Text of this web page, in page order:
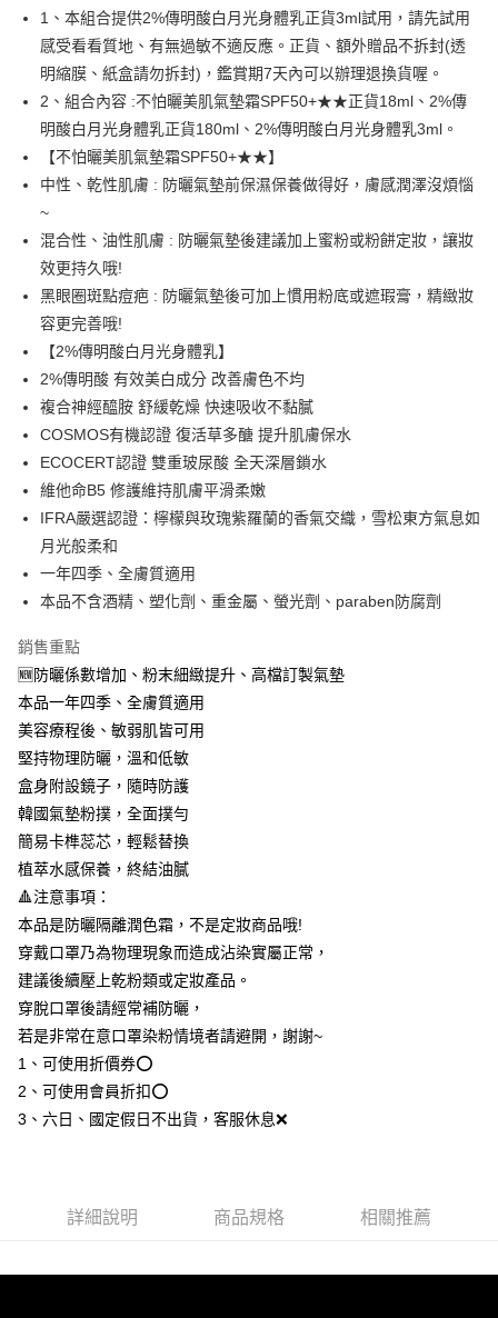
Apple Pay
悠遊付
Google Pay
AFTEE先享後付
相關說明
【關於「AFTEE先享後付」】
AFTEE先享後付是「在收到商品之後才付款」的支付方式。 讓您購物簡單
１．簡單：不需註冊會員、不需綁卡、不需儲值。
２．便利：只要手機號碼，簡訊認證，即可結帳。
３．安心：先確認商品／服務後，再付款。
【「AFTEE先享後付」結帳流程】
１．於結帳方式選擇「AFTEE先享後付」後，將跳轉至「AFTEE先享後付」
結帳頁面，進行簡訊認證並確認金額後，即可完成結帳。
２．訂單成立數日內，您將收到繳費通知簡訊。
３．收到繳費通知簡訊後14天內，點擊此簡訊中的連結，可透過四大超商／
ATM／網路銀行／等多元方式進行付款，方視為交易完成。
購買商品的店家。未經商家同意取消之訂單仍視為有效，需透過AFTEE先享
後付繳納相關費用。
※ 交易是否成功請以「AFTEE先享後付 」之結帳頁面顯示為準，若有關於
是否繳費成功／繳費後需取消欲退款等相關疑問，請聯繫「AFTEE先享後付
客戶支援中心」
１．透過由恩沛科技股份有限公司提供之「AFTEE先享後付」服務完成之交
權轉讓予恩沛科技股份有限公司。
２．關於個人資料處理事宜，請瀏覽以下網址：
３．未成年的使用者請事先徵得法定代理人或監護人之同意方可使用
「AFTEE先享後付」，若未經同意申辦者引起之損失，本公司不負相關責
任。
４．使用「AFTEE先享後付」時，將依據個別帳號之用戶狀況，依本公司即
時審查核予不同之上限額度；若仍有額度不足之情形，本公司將視審查結果
請求用戶進行身份認證。
恩沛科技股份有限公司將有權停止該用戶之使用額度並採取法律行動。
運送方式
全家-取貨付款
每筆NT$80，滿NT$1,080(含以上)免運費
每筆NT$80，滿NT$1,080(含以上)免運費
萊爾富-取貨付款
每筆NT$80，滿NT$1,080(含以上)免運費
付款後-萊爾富取貨
每筆NT$80，滿NT$1,080(含以上)免運費
7-11-取貨付款
每筆NT$80，滿NT$1,080(含以上)免運費
付款後-7-11取貨
每筆NT$80，滿NT$1,080(含以上)免運費
宅配
每筆NT$80，滿NT$1,080(含以上)免運費
離島-郵局
每筆NT$80，滿NT$1,080(含以上)免運費
新-馬-港-澳-韓/地區配送
1、本組合提供2%傳明酸白月光身體乳正貨3ml試用，請先試用
感受看看質地、有無過敏不適反應。正貨、額外贈品不拆封(透
明縮膜、紙盒請勿拆封)，鑑賞期7天內可以辦理退換貨喔。
2、組合內容 :不怕曬美肌氣墊霜SPF50+★★正貨18ml、2%傳
明酸白月光身體乳正貨180ml、2%傳明酸白月光身體乳3ml。
【不怕曬美肌氣墊霜SPF50+★★】
中性、乾性肌膚 : 防曬氣墊前保濕保養做得好，膚感潤澤沒煩惱
~
混合性、油性肌膚 : 防曬氣墊後建議加上蜜粉或粉餅定妝，讓妝
效更持久哦!
黑眼圈斑點痘疤 : 防曬氣墊後可加上慣用粉底或遮瑕膏，精緻妝
容更完善哦!
【2%傳明酸白月光身體乳】
2%傳明酸 有效美白成分 改善膚色不均
複合神經醯胺 舒緩乾燥 快速吸收不黏膩
COSMOS有機認證 復活草多醣 提升肌膚保水
ECOCERT認證 雙重玻尿酸 全天深層鎖水
維他命B5 修護維持肌膚平滑柔嫩
IFRA嚴選認證：檸檬與玫瑰紫羅蘭的香氣交織，雪松東方氣息如
月光般柔和
一年四季、全膚質適用
本品不含酒精、塑化劑、重金屬、螢光劑、paraben防腐劑
銷售重點
🆕防曬係數增加、粉末細緻提升、高檔訂製氣墊
本品一年四季、全膚質適用
美容療程後、敏弱肌皆可用
堅持物理防曬，溫和低敏
盒身附設鏡子，隨時防護
韓國氣墊粉撲，全面撲勻
簡易卡榫蕊芯，輕鬆替換
植萃水感保養，終結油膩
🔺注意事項：
本品是防曬隔離潤色霜，不是定妝商品哦!
穿戴口罩乃為物理現象而造成沾染實屬正常，
建議後續壓上乾粉類或定妝產品。
穿脫口罩後請經常補防曬，
若是非常在意口罩染粉情境者請避開，謝謝~
1、可使用折價券⭕
2、可使用會員折扣⭕
3、六日、國定假日不出貨，客服休息❌
詳細說明 商品規格 相關推薦